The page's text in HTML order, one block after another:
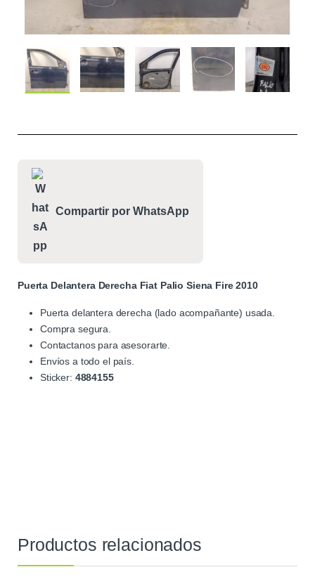
Compartir por WhatsApp
Puerta Delantera Derecha Fiat Palio Siena Fire 2010
Puerta delantera derecha (lado acompañante) usada.
Compra segura.
Contactanos para asesorarte.
Envíos a todo el país.
Sticker: 4884155
Productos relacionados